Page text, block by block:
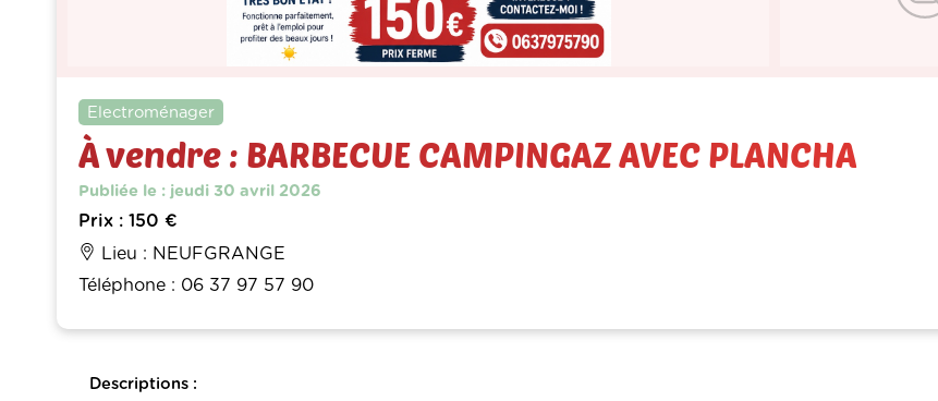
Electroménager
À vendre : BARBECUE CAMPINGAZ AVEC PLANCHA
Publiée le : jeudi 30 avril 2026
Prix : 150 €
Lieu : NEUFGRANGE
Téléphone : 06 37 97 57 90
Descriptions :